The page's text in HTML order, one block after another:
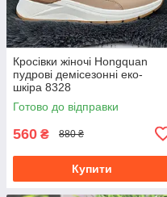
Кросівки жіночі Hongquan
пудрові демісезонні еко-
шкіра 8328
Готово до відправки
560 ₴ 880 ₴
Купити